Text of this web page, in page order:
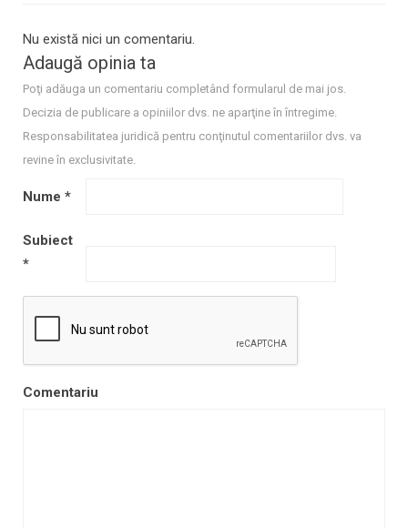
Nu există nici un comentariu.
Adaugă opinia ta
Poţi adăuga un comentariu completând formularul de mai jos.
Decizia de publicare a opiniilor dvs. ne aparţine în întregime.
Responsabilitatea juridică pentru conţinutul comentariilor dvs. va
revine în exclusivitate.
Nume *
Subiect
*
Comentariu